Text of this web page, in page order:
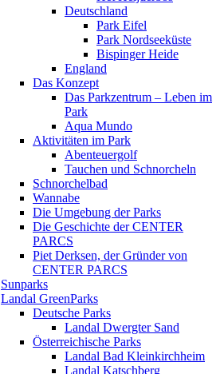
Deutschland
Park Eifel
Park Nordseeküste
Bispinger Heide
England
Das Konzept
Das Parkzentrum – Leben im
Park
Aqua Mundo
Aktivitäten im Park
Abenteuergolf
Tauchen und Schnorcheln
Schnorchelbad
Wannabe
Die Umgebung der Parks
Die Geschichte der CENTER
PARCS
Piet Derksen, der Gründer von
CENTER PARCS
Sunparks
Landal GreenParks
Deutsche Parks
Landal Dwergter Sand
Österreichische Parks
Landal Bad Kleinkirchheim
Landal Katschberg